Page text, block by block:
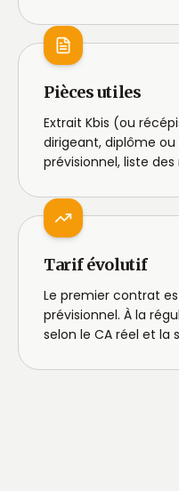
Pièces utiles
Extrait Kbis (ou
dirigeant, diplôme
prévisionnel, liste
Tarif évolutif
Le premier contrat
prévisionnel. À la
selon le CA réel et la